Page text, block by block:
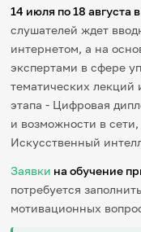
14 июля по 18 августа
слушателей ждет
интернетом, а на
экспертами в сфере
тематических лекций
этапа - Цифровая
и возможности в
Искусственный
Заявки на обучение
потребуется
мотивационных